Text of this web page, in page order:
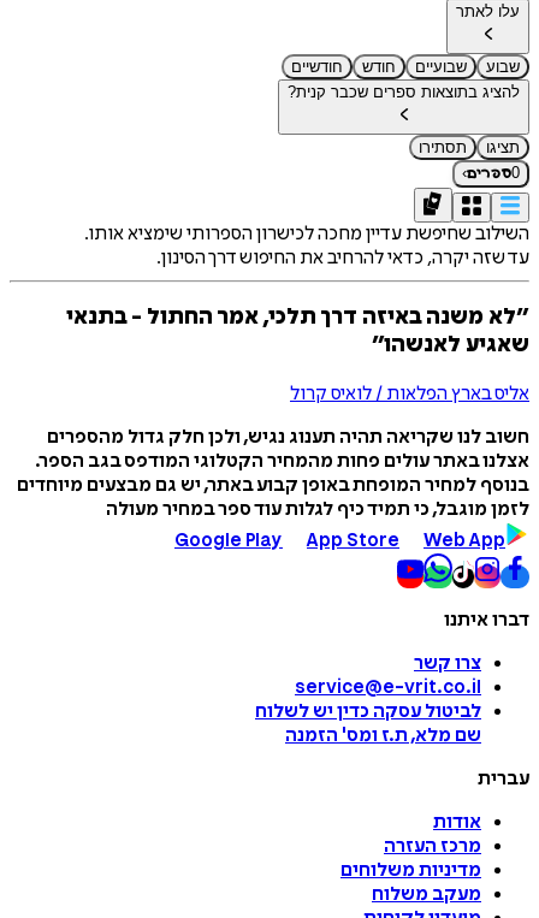
עלו לאתר
שבוע שבועיים חודש
חודשיים
להציג בתוצאות ספרים שכבר קנית?
תציגו
תסתירו
0ספרים›
השילוב שחיפשת עדיין מחכה לכישרון הספרותי שימציא אותו.
עד שזה יקרה, כדאי להרחיב את החיפוש דרך הסינון.
״לא משנה באיזה דרך תלכי, אמר החתול - בתנאי
שאגיע לאנשהו״
אליס בארץ הפלאות / לואיס קרול
חשוב לנו שקריאה תהיה תענוג נגיש, ולכן חלק גדול מהספרים
אצלנו באתר עולים פחות מהמחיר הקטלוגי המודפס בגב הספר.
בנוסף למחיר המופחת באופן קבוע באתר, יש גם מבצעים מיוחדים
לזמן מוגבל, כי תמיד כיף לגלות עוד ספר במחיר מעולה
Google Play
App Store Web App
דברו איתנו
צרו קשר
service@e-vrit.co.il
לביטול עסקה כדין יש לשלוח
שם מלא, ת.ז ומס' הזמנה
עברית
אודות
מרכז העזרה
מדיניות משלוחים
מעקב משלוח